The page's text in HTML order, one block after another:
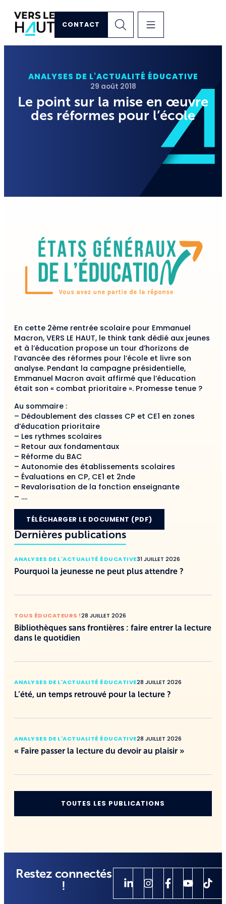
CONTACT
ANALYSES DE L'ACTUALITÉ ÉDUCATIVE
29 août 2018
Le point sur la mise en œuvre
des réformes pour l’école
En cette 2ème rentrée scolaire pour Emmanuel
Macron, VERS LE HAUT, le think tank dédié aux jeunes
et à l’éducation propose un tour d’horizons de
l’avancée des réformes pour l’école et livre son
analyse. Pendant la campagne présidentielle,
Emmanuel Macron avait affirmé que l’éducation
était son « combat prioritaire ». Promesse tenue ?
Au sommaire :
– Dédoublement des classes CP et CE1 en zones
d’éducation prioritaire
– Les rythmes scolaires
– Retour aux fondamentaux
– Réforme du BAC
– Autonomie des établissements scolaires
– Évaluations en CP, CE1 et 2nde
– Revalorisation de la fonction enseignante
– ….
TÉLÉCHARGER LE DOCUMENT (PDF)
Dernières publications
ANALYSES DE L'ACTUALITÉ ÉDUCATIVE31 JUILLET 2026
Pourquoi la jeunesse ne peut plus attendre ?
TOUS ÉDUCATEURS !28 JUILLET 2026
Bibliothèques sans frontières : faire entrer la lecture
dans le quotidien
ANALYSES DE L'ACTUALITÉ ÉDUCATIVE28 JUILLET 2026
L’été, un temps retrouvé pour la lecture ?
ANALYSES DE L'ACTUALITÉ ÉDUCATIVE28 JUILLET 2026
« Faire passer la lecture du devoir au plaisir »
TOUTES LES PUBLICATIONS
Restez connectés
!